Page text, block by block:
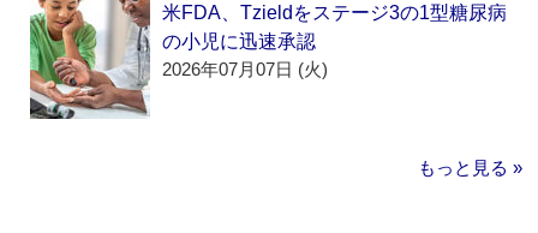
米FDA、Tzieldをステージ3の1型糖尿病
の小児に迅速承認
2026年07月07日 (火)
もっと見る »